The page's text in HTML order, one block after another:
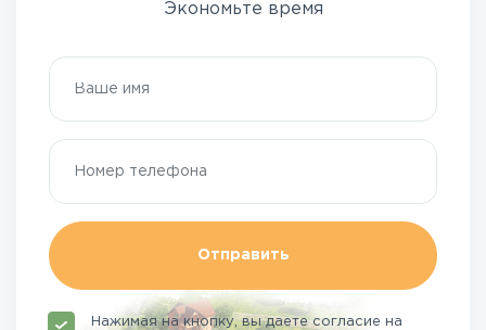
Экономьте время
Отправить
Нажимая на кнопку, вы даете согласие на